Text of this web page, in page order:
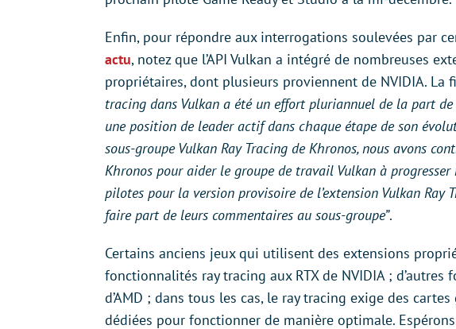
Enfin, pour répondre aux interrogations soulevées par
actu, notez que l’API Vulkan a intégré de nombreuses
propriétaires, dont plusieurs proviennent de NVIDIA. La
tracing dans Vulkan a été un effort pluriannuel de la part
une position de leader actif dans chaque étape de son
sous-groupe Vulkan Ray Tracing de Khronos, nous avons
Khronos pour aider le groupe de travail Vulkan à
pilotes pour la version provisoire de l’extension Vulkan Ray
faire part de leurs commentaires au sous-groupe”.
Certains anciens jeux qui utilisent des extensions
fonctionnalités ray tracing aux RTX de NVIDIA ; d’autres
d’AMD ; dans tous les cas, le ray tracing exige des
dédiées pour fonctionner de manière optimale.